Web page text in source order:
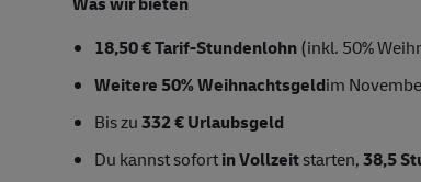
18,50 € Tarif-Stundenlohn(inkl. 50%
Weitere 50% Weihnachtsgeldim
Bis zu332 € Urlaubsgeld
Du kannst sofortin Vollzeitstarten,38,5